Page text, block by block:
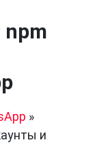
»
и